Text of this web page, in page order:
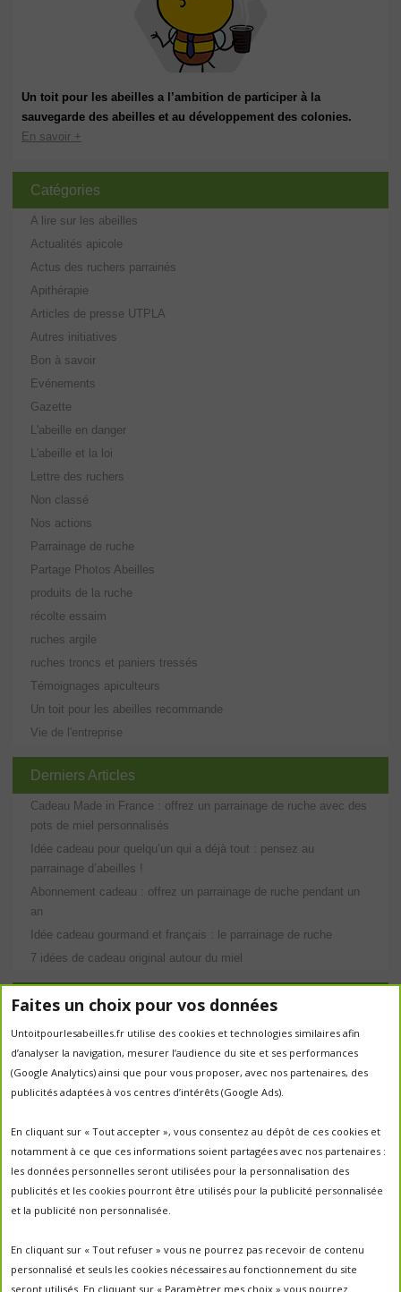
Faites un choix pour vos données
Untoitpourlesabeilles.fr utilise des cookies et technologies similaires afin
d’analyser la navigation, mesurer l’audience du site et ses performances
(Google Analytics) ainsi que pour vous proposer, avec nos partenaires, des
publicités adaptées à vos centres d’intérêts (Google Ads).
En cliquant sur « Tout accepter », vous consentez au dépôt de ces cookies et
notamment à ce que ces informations soient partagées avec nos partenaires :
les données personnelles seront utilisées pour la personnalisation des
publicités et les cookies pourront être utilisés pour la publicité personnalisée
et la publicité non personnalisée.
En cliquant sur « Tout refuser » vous ne pourrez pas recevoir de contenu
personnalisé et seuls les cookies nécessaires au fonctionnement du site
seront utilisés. En cliquant sur « Paramètrer mes choix » vous pourrez
Un toit pour les abeilles a l’ambition de participer à la
sauvegarde des abeilles et au développement des colonies.
En savoir +
Catégories
A lire sur les abeilles
Actualités apicole
Actus des ruchers parrainés
Apithérapie
Articles de presse UTPLA
Autres initiatives
Bon à savoir
Evénements
Gazette
L'abeille en danger
L'abeille et la loi
Lettre des ruchers
Non classé
Nos actions
Parrainage de ruche
Partage Photos Abeilles
produits de la ruche
récolte essaim
ruches argile
ruches troncs et paniers tressés
Témoignages apiculteurs
Un toit pour les abeilles recommande
Vie de l'entreprise
Derniers Articles
Cadeau Made in France : offrez un parrainage de ruche avec des
pots de miel personnalisés
Idée cadeau pour quelqu’un qui a déjà tout : pensez au
parrainage d’abeilles !
Abonnement cadeau : offrez un parrainage de ruche pendant un
an
Idée cadeau gourmand et français : le parrainage de ruche
7 idées de cadeau original autour du miel
Étiquettes
abeille abeilles
apiculteur apiculteurs apiculture apiculture
autrefois biodiversité Chantal Jacquot et Yves Robert
essaimage essaim sauvage fleurs la vie de la
ruche Maroc miel miel; production;abeilles
miel
français
parrainage de ruche
parrainer une ruche pesticides
portes ouvertes
rencontre apiculteurs ruche récolte récolte miel
saison2017 saison2018 saison apicole sauvage un